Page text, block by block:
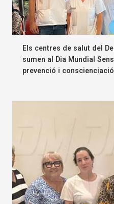
Els centres de salut del
sumen al Dia Mundial
prevenció i conscienciació